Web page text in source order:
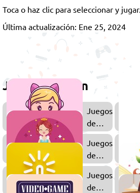
Toca o haz clic para seleccionar y jugar.
Última actualización: Ene 25, 2024
Juega también
Juegos
de
Chicas
Juegos
de
Princesas
Juegos
de